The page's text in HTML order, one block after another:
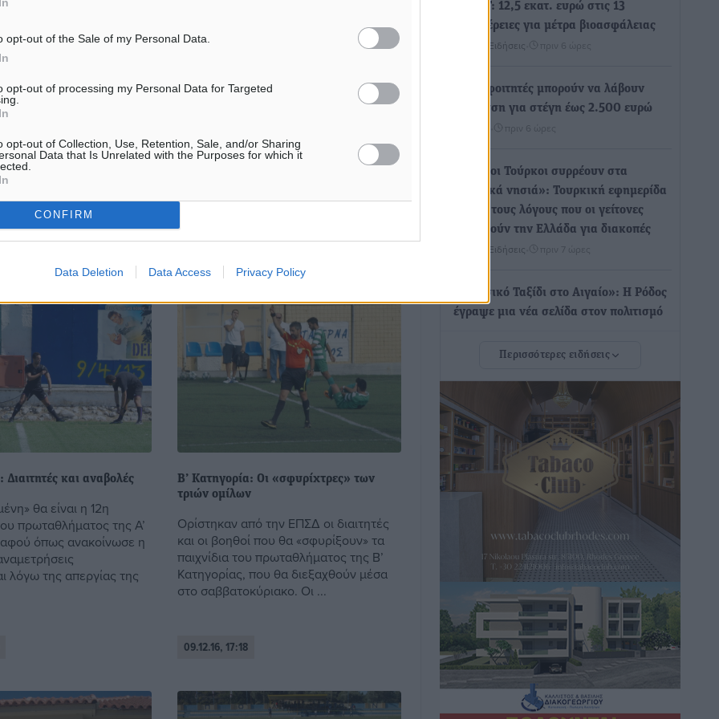
opt-out of the Sale of my Personal Data.
opt-out of processing my Personal Data for Targeted
opt-out of Collection, Use, Retention, Sale, and/or Sharing
Data that Is Unrelated with the Purposes for which it
CONFIRM
Data Deletion Data Access Privacy Policy
Γάτου Μερική καταβολή
επαγγελματίες, τους
τους αγρότες,
υπολογισμού των
...
εκλογές το 2019
πρωθυπουργού, εξαπέλυσε το
Μαξίμου τονίζοντας μάλιστα ότι όχι
αλλά θα ...
09.12.16, 17:31
Διαιτητές και αναβολές
θα είναι η 12η
πρωταθλήματος της Α’
όπως ανακοίνωσε η
λόγω της απεργίας της
Β’ Κατηγορία: Οι «σφυρίχτρες» των
τριών ομίλων
Ορίστηκαν από την ΕΠΣΔ οι διαιτητές
και οι βοηθοί που θα «σφυρίξουν» τα
παιχνίδια του πρωταθλήματος της Β’
Κατηγορίας, που θα διεξαχθούν μέσα
στο σαββατοκύριακο. Οι ...
09.12.16, 17:18
ΥΠΑΑΤ: 12,5 εκατ. ευρώ στις 13
Περιφέρειες για μέτρα βιοασφάλειας
Τοπικές Ειδήσεις πριν 6 ώρες
Ποιοι φοιτητές μπορούν να λάβουν
ενίσχυση για στέγη έως 2.500 ευρώ
πριν 6 ώρες
«Γιατί οι Τούρκοι συρρέουν στα
ελληνικά νησιά»: Τουρκική εφημερίδα
εξηγεί τους λόγους που οι γείτονες
προτιμούν την Ελλάδα για διακοπές
Τοπικές Ειδήσεις πριν 7 ώρες
«Μουσικό Ταξίδι στο Αιγαίο»: Η Ρόδος
έγραψε μια νέα σελίδα στον πολιτισμό
Νοσοκομείου Ρόδου και αντιμετώπιση
των ελλείψεων προσωπικού
ανακοίνωσε ο Άδωνις Γεωργιάδης
Τοπικές Ειδήσεις•
Iατρικός Σύλλογος Ροδου προς Α.
Γεωργιάδη: Στρατηγικές Προτάσεις για
την Ενίσχυση της Δημόσιας Υγείας στη
Νησιωτική Ελλάδα και στα
Νοσοκομεία της Γ΄ Ζώνης
πριν 7 ώρες
Πάνθηρες: Ξεκίνησαν αισιόδοξοι για
την παρθενική “πτήση” τους
πριν 8 ώρες
Περισσότερες ειδήσεις